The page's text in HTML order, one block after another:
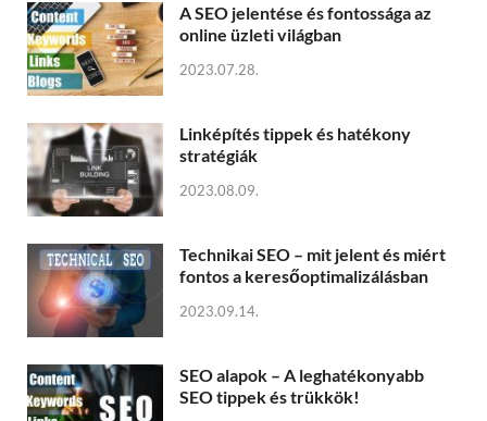
A SEO jelentése és fontossága az
online üzleti világban
2023.07.28.
Linképítés tippek és hatékony
stratégiák
2023.08.09.
Technikai SEO – mit jelent és miért
fontos a keresőoptimalizálásban
2023.09.14.
SEO alapok – A leghatékonyabb
SEO tippek és trükkök!